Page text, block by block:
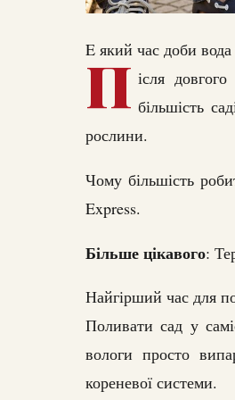
E який час доби
П ісля
більшість
рослини.
Чому більшість
Express.
Більше цікавого:
Найгірший час для
Поливати сад у
вологи просто
кореневої системи.